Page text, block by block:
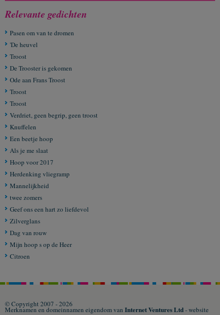
Relevante gedichten
Pasen om van te dromen
'De heuvel
Troost
De Trooster is gekomen
Ode aan Frans Troost
Troost
Troost
Verdriet, geen begrip, geen troost
Knuffelen
Een beetje hoop
Als je me slaat
Hoop voor 2017
Herdenking vliegramp
Mannelijkheid
twee zomers
Geef ons een hart zo liefdevol
Zilverglans
Dag van rouw
Mijn hoop s op de Heer
Citroen
© Copyright 2007 - 2026
Merknamen en domeinnamen eigendom van Internet Ventures Ltd- website